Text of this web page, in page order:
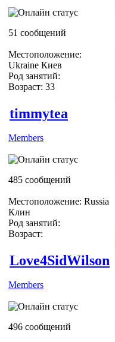
51 сообщений
Местоположение:
Ukraine Киев
Род занятий:
Возраст: 33
timmytea
Members
485 сообщений
Местоположение: Russia
Клин
Род занятий:
Возраст:
Love4SidWilson
Members
496 сообщений